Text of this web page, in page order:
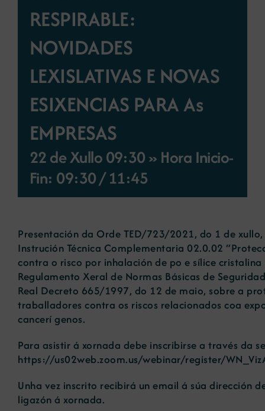
Novas
Portal de emprego
Contacto
RESPIRABLE:
NOVIDADES
LEXISLATIVAS E NOVAS
ESIXENCIAS PARA As
EMPRESAS
22 de Xullo 09:30 » Hora Inicio-
Fin: 09:30/11:45
Presentación da Orde TED/723/2021, do 1 de
Instrución Técnica Complementaria 02.0.02
contra o risco por inhalación de po e sílice cristalina
Regulamento Xeral de Normas Básicas de
Real Decreto 665/1997, do 12 de maio, sobre a
traballadores contra os riscos relacionados coa
cancerí genos.
Para asistir á xornada debe inscribirse a través da
https://us02web.zoom.us/webinar/register/
Unha vez inscrito recibirá un email á súa dirección
ligazón á xornada.